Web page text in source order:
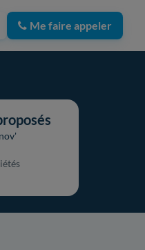
Me faire appeler